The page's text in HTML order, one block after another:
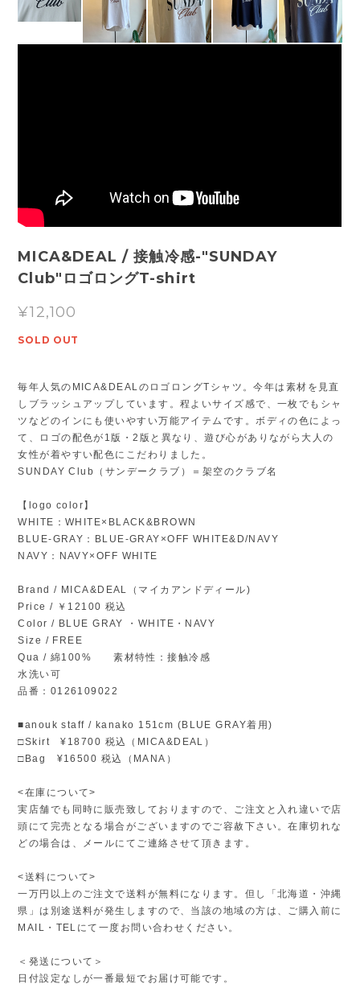
MICA&DEAL / 接触冷感-"SUNDAY
Club"ロゴロングT-shirt
¥12,100
SOLD OUT
毎年人気のMICA&DEALのロゴロングTシャツ。今年は素材を見直
しブラッシュアップしています。程よいサイズ感で、一枚でもシャ
ツなどのインにも使いやすい万能アイテムです。ボディの色によっ
て、ロゴの配色が1版・2版と異なり、遊び心がありながら大人の
女性が着やすい配色にこだわりました。
SUNDAY Club（サンデークラブ）＝架空のクラブ名
【logo color】
WHITE：WHITE×BLACK&BROWN
BLUE-GRAY：BLUE-GRAY×OFF WHITE&D/NAVY
NAVY：NAVY×OFF WHITE
Brand / MICA&DEAL（マイカアンドディール)
Price / ￥12100 税込
Color / BLUE GRAY ・WHITE・NAVY
Size / FREE
Qua / 綿100% 素材特性：接触冷感
水洗い可
品番：0126109022
■anouk staff / kanako 151cm (BLUE GRAY着用)
□Skirt ¥18700 税込（MICA&DEAL）
□Bag ¥16500 税込（MANA）
<在庫について>
実店舗でも同時に販売致しておりますので、ご注文と入れ違いで店
頭にて完売となる場合がございますのでご容赦下さい。在庫切れな
どの場合は、メールにてご連絡させて頂きます。
<送料について>
一万円以上のご注文で送料が無料になります。但し「北海道・沖縄
県」は別途送料が発生しますので、当該の地域の方は、ご購入前に
MAIL・TELにて一度お問い合わせください。
＜発送について＞
日付設定なしが一番最短でお届け可能です。